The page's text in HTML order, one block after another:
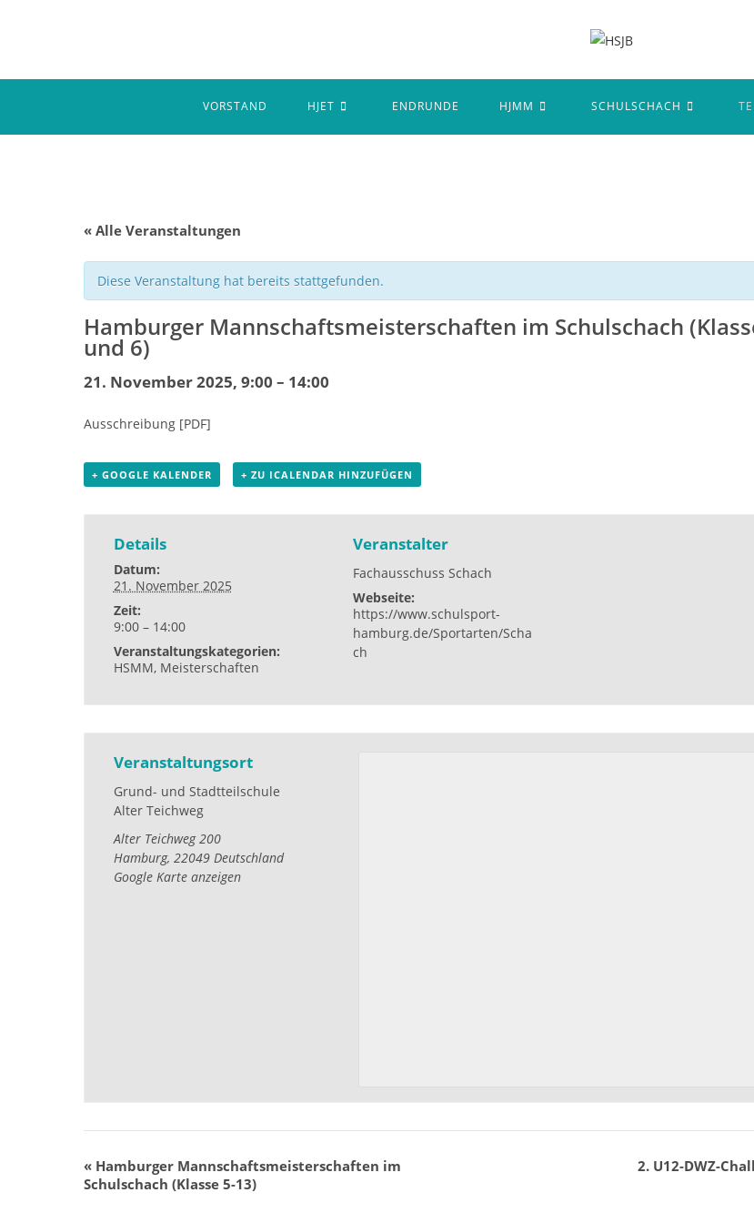
VORSTAND HJET ENDRUNDE HJMM SCHULSCHACH
« Alle Veranstaltungen
Diese Veranstaltung hat bereits stattgefunden.
Hamburger Mannschaftsmeisterschaften im Schulschach
und 6)
21. November 2025, 9:00 – 14:00
Ausschreibung [PDF]
+ GOOGLE KALENDER + ZU ICALENDAR HINZUFÜGEN
Details
Datum:
21. November 2025
Zeit:
9:00 – 14:00
Veranstaltungskategorien:
HSMM, Meisterschaften
Veranstalter
Fachausschuss Schach
Webseite:
https://www.schulsport-
hamburg.de/Sportarten/Scha
ch
Veranstaltungsort
Grund- und Stadtteilschule
Alter Teichweg
Alter Teichweg 200
Hamburg, 22049 Deutschland
Google Karte anzeigen
« Hamburger Mannschaftsmeisterschaften im
Schulschach (Klasse 5-13)
2. U12-DWZ-